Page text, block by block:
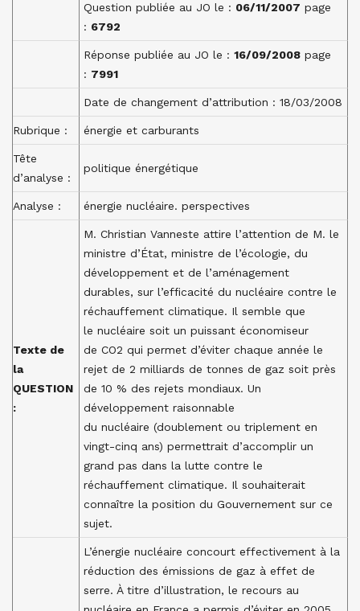
Question publiée au JO le : 06/11/2007 page
: 6792
Réponse publiée au JO le : 16/09/2008 page
: 7991
Date de changement d’attribution : 18/03/2008
Rubrique : énergie et carburants
Tête
d’analyse :
politique énergétique
Analyse : énergie nucléaire. perspectives
Texte de
la
QUESTION
:
M. Christian Vanneste attire l’attention de M. le
ministre d’État, ministre de l’écologie, du
développement et de l’aménagement
durables, sur l’efficacité du nucléaire contre le
réchauffement climatique. Il semble que
le nucléaire soit un puissant économiseur
de CO2 qui permet d’éviter chaque année le
rejet de 2 milliards de tonnes de gaz soit près
de 10 % des rejets mondiaux. Un
développement raisonnable
du nucléaire (doublement ou triplement en
vingt-cinq ans) permettrait d’accomplir un
grand pas dans la lutte contre le
réchauffement climatique. Il souhaiterait
connaître la position du Gouvernement sur ce
sujet.
L’énergie nucléaire concourt effectivement à la
réduction des émissions de gaz à effet de
serre. À titre d’illustration, le recours au